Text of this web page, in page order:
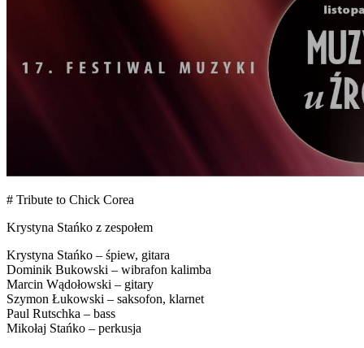
# Tribute to Chick Corea
Krystyna Stańko z zespołem
Krystyna Stańko – śpiew, gitara
Dominik Bukowski – wibrafon kalimba
Marcin Wądołowski – gitary
Szymon Łukowski – saksofon, klarnet
Paul Rutschka – bass
Mikołaj Stańko – perkusja